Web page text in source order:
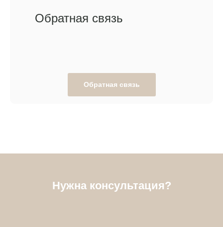
Обратная связь
Обратная связь
Нужна консультация?